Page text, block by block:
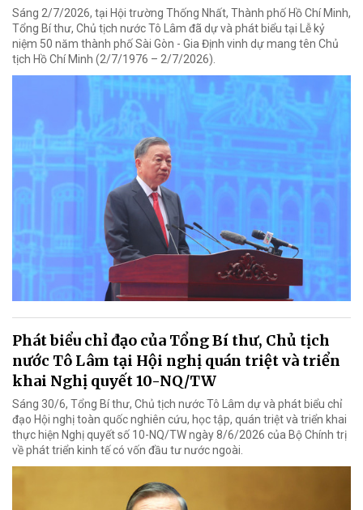
Sáng 2/7/2026, tại Hội trường Thống Nhất, Thành phố Hồ Chí Minh,
Tổng Bí thư, Chủ tịch nước Tô Lâm đã dự và phát biểu tại Lễ kỷ
niệm 50 năm thành phố Sài Gòn - Gia Định vinh dự mang tên Chủ
tịch Hồ Chí Minh (2/7/1976 – 2/7/2026).
Phát biểu chỉ đạo của Tổng Bí thư, Chủ tịch
nước Tô Lâm tại Hội nghị quán triệt và triển
khai Nghị quyết 10-NQ/TW
Sáng 30/6, Tổng Bí thư, Chủ tịch nước Tô Lâm dự và phát biểu chỉ
đạo Hội nghị toàn quốc nghiên cứu, học tập, quán triệt và triển khai
thực hiện Nghị quyết số 10-NQ/TW ngày 8/6/2026 của Bộ Chính trị
về phát triển kinh tế có vốn đầu tư nước ngoài.